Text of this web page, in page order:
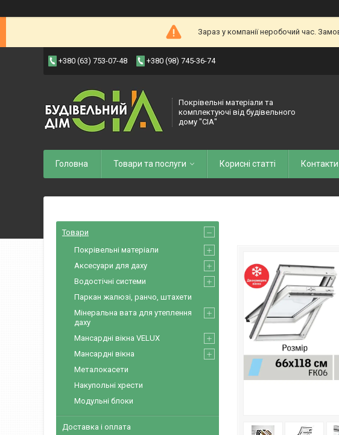
Зараз у компанії неробочий час.
+380 (63) 753-07-48 +380 (98) 745-36-74
Покрівельні матеріали та
комплектуючі від будівельного
дому "СІА"
Головна Товари та послуги Корисні статті Контакти
Товари
Покрівельні матеріали
Аксесуари для даху
Водостічні системи
Паркан жалюзі, ранчо, штахети
Мінеральна вата для утеплення
даху
Мансардні вікна VELUX
Мансардні вікна
Металокасети
Накупольні хрести
Модульні блоки
Доставка і оплата